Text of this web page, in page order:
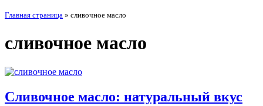
Главная страница » сливочное масло
сливочное масло
Сливочное масло: натуральный вкус